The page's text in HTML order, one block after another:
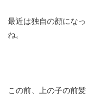
最近は独自の顔にな
ね。
この前、上の子の前